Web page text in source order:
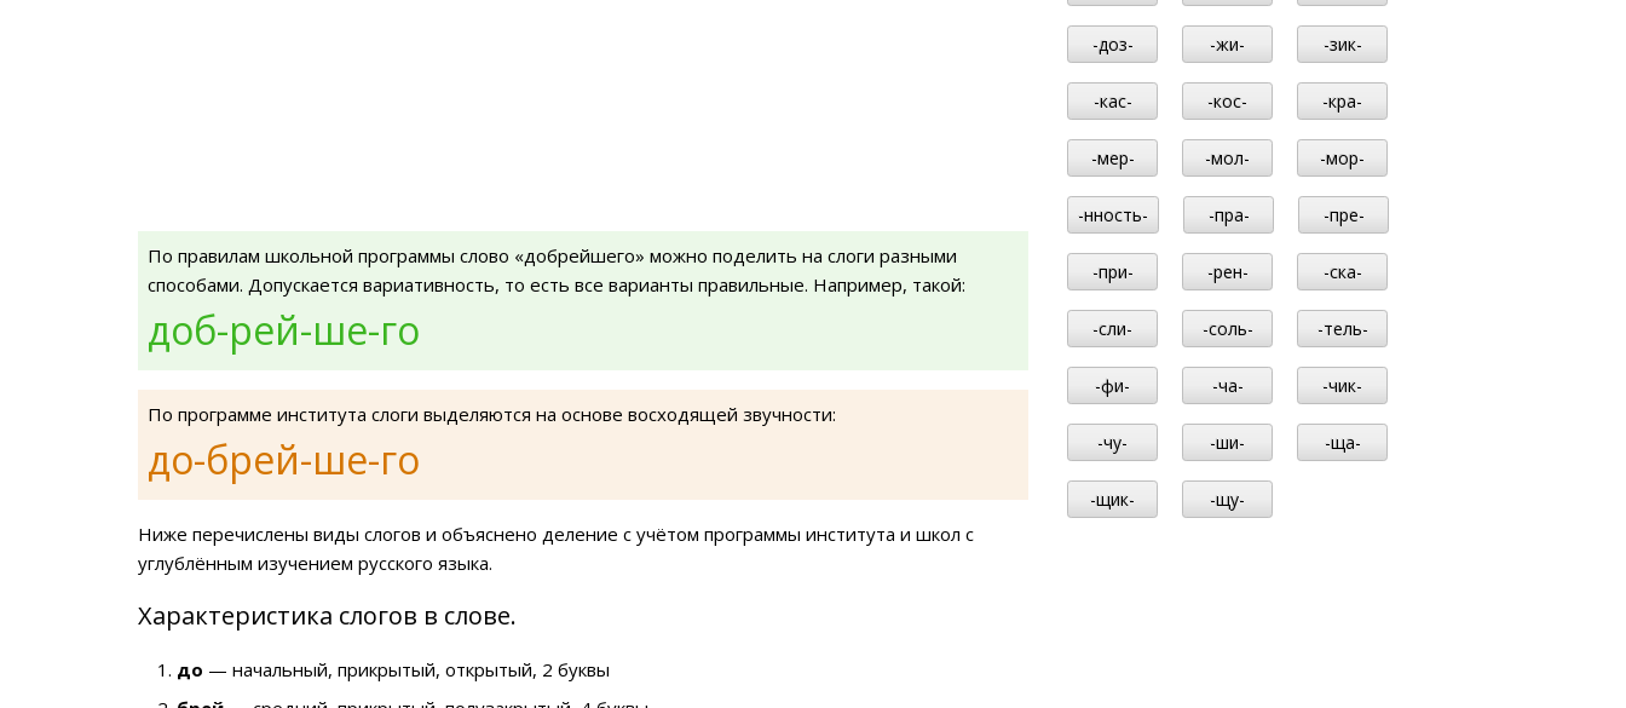
По правилам школьной программы слово «добрейшего» можно поделить на слоги разными
способами. Допускается вариативность, то есть все варианты правильные. Например, такой:
доб-рей-ше-го
По программе института слоги выделяются на основе восходящей звучности:
до-брей-ше-го
Ниже перечислены виды слогов и объяснено деление с учётом программы института и школ с
углублённым изучением русского языка.
Характеристика слогов в слове.
до — начальный, прикрытый, открытый, 2 буквы
-доз- -жи- -зик-
-кас- -кос- -кра-
-мер- -мол- -мор-
-нность- -пра- -пре-
-при- -рен- -ска-
-сли- -соль- -тель-
-фи- -ча- -чик-
-чу- -ши- -ща-
-щик- -щу-